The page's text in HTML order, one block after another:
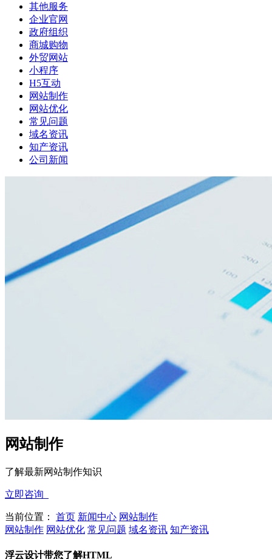
其他服务
企业官网
政府组织
商城购物
外贸网站
小程序
H5互动
网站制作
网站优化
常见问题
域名资讯
知产资讯
公司新闻
网站制作
了解最新网站制作知识
立即咨询
当前位置： 首页 新闻中心 网站制作
网站制作 网站优化 常见问题 域名资讯 知产资讯
浮云设计带您了解HTML